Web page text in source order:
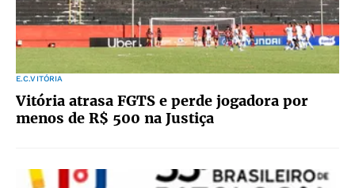
E.C.VITÓRIA
Vitória atrasa FGTS e perde jogadora por
menos de R$ 500 na Justiça